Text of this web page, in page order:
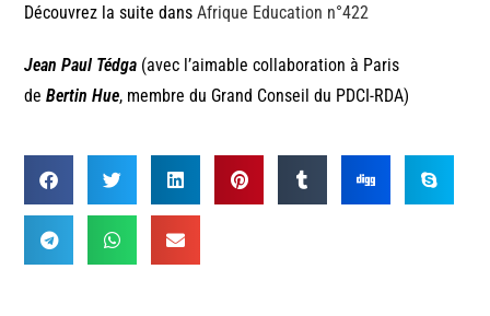
Découvrez la suite dansAfrique Education n°422
Jean Paul Tédga (avec l’aimable collaboration à Paris
deBertin Hue, membre du Grand Conseil du PDCI-RDA)